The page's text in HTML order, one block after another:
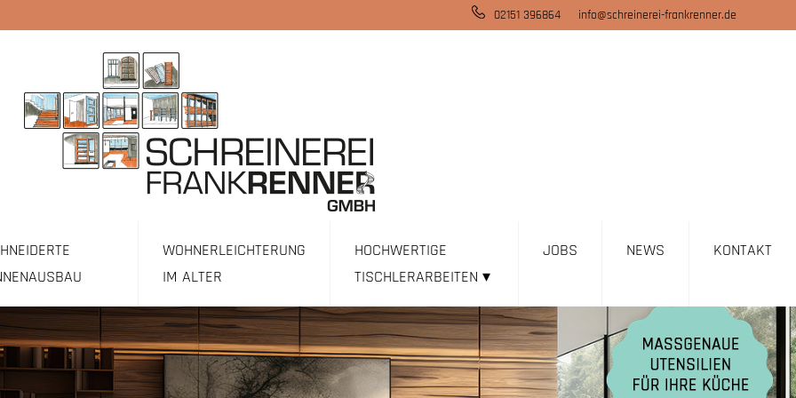
02151 396864 info@schreinerei-frankrenner.de
M
WOHNERLEICHTERUNG
IM ALTER
HOCHWERTIGE
TISCHLERARBEITEN ▾
JOBS NEWS KONTAKT